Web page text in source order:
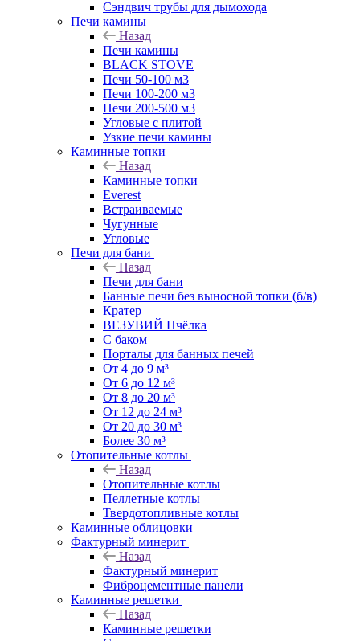
Сэндвич трубы для дымохода
Печи камины
Назад
Печи камины
BLACK STOVE
Печи 50-100 м3
Печи 100-200 м3
Печи 200-500 м3
Угловые с плитой
Узкие печи камины
Каминные топки
Назад
Каминные топки
Everest
Встраиваемые
Чугунные
Угловые
Печи для бани
Назад
Печи для бани
Банные печи без выносной топки (б/в)
Кратер
ВЕЗУВИЙ Пчёлка
С баком
Порталы для банных печей
От 4 до 9 м³
От 6 до 12 м³
От 8 до 20 м³
От 12 до 24 м³
От 20 до 30 м³
Более 30 м³
Отопительные котлы
Назад
Отопительные котлы
Пеллетные котлы
Твердотопливные котлы
Каминные облицовки
Фактурный минерит
Назад
Фактурный минерит
Фиброцементные панели
Каминные решетки
Назад
Каминные решетки